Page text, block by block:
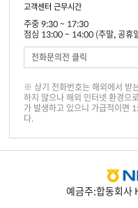
고객센터 근무시간
주중 9:30 ~ 17:30
점심 13:00 ~ 14:00 (주말, 공휴
전화문의전 클릭
※ 상기 전화번호는 해외에서 받
하지 않으나 해외 인터넷 환경으
가 발생하고 있으니 가급적이면
다.
예금주:합동회사